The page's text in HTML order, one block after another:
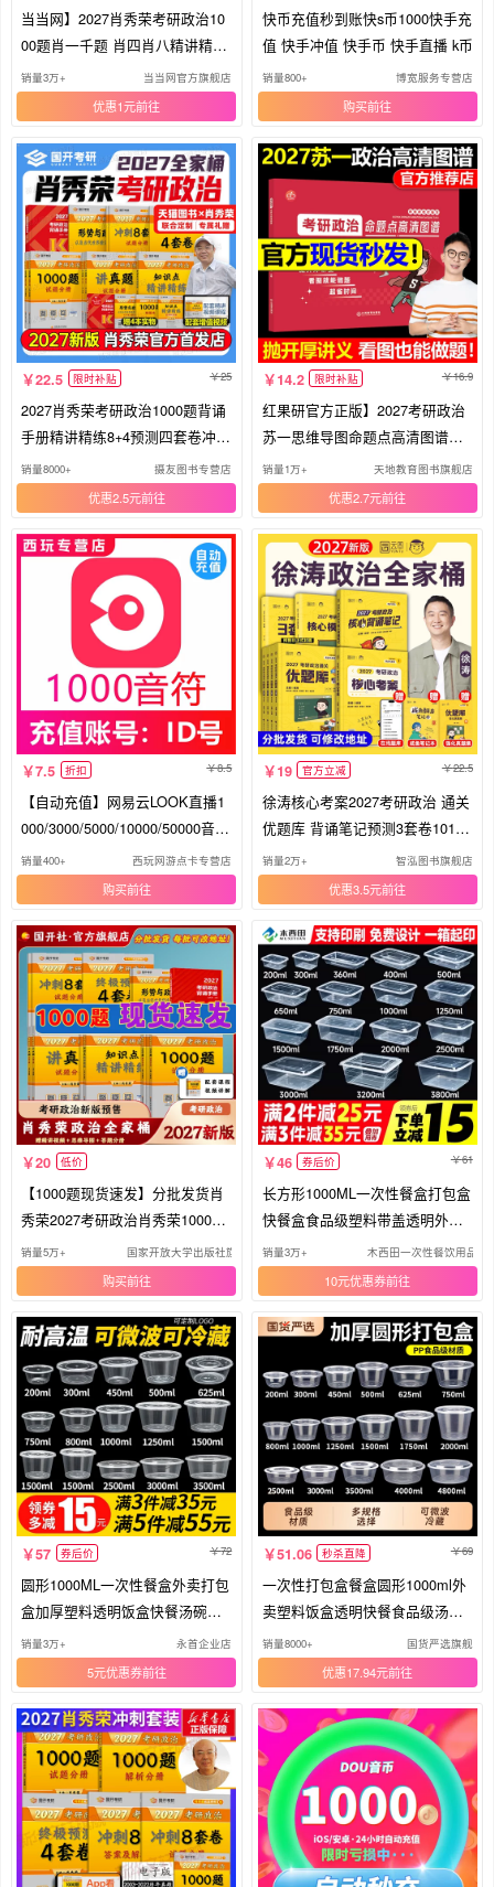
当当网】2027肖秀荣考研政治10
00题肖一千题 肖四肖八精讲精练
背诵手册讲真题形势政策肖秀荣
肖4肖8 搭徐涛核心考案冲刺背诵
笔记
销量3万+ 当当网官方旗舰店
优惠1元
快币充值秒到账快s币1000快手充
值 快手冲值 快手币 快手直播 k币
销量800+ 博宽服务专营店
购买
22.5 限时补贴 25
2027肖秀荣考研政治1000题背诵
手册精讲精练8+4预测四套卷冲刺
八套卷肖四肖八27形势与政策考
点预测一千题真题刷题资料押题
卷2026
销量8000+ 摄友图书专营店
优惠2.5元
14.2 限时补贴 16.9
红果研官方正版】2027考研政治
苏一思维导图命题点高清图谱思
维导图27苏一说了肖秀荣徐涛背
诵宝典甄选800题提分背诵手册10
00题
销量1万+ 天地教育图书旗舰店
优惠2.7元
7.5 折扣 8.5
【自动充值】网易云LOOK直播1
000/3000/5000/10000/50000音符
充值
销量400+ 西玩网游点卡专营店
购买
19 官方立减 22.5
徐涛核心考案2027考研政治 通关
优题库 背诵笔记预测3套卷101思
想政治理论教材 肖秀荣1000题肖
四肖八26腿姐老师背诵手册冲刺6
套卷
销量2万+ 智泓图书旗舰店
优惠3.5元
20 低价
【1000题现货速发】分批发货肖
秀荣2027考研政治肖秀荣1000题
国家开放大学出版社冲刺背诵手
册 肖4肖四肖八核心考案考研真
相
销量5万+ 国家开放大学出版社旗舰店
购买
46 券后价 61
长方形1000ML一次性餐盒打包盒
快餐盒食品级塑料带盖透明外卖
饭盒
销量3万+ 木西田一次性餐饮用品
10元优惠券
57 券后价 72
圆形1000ML一次性餐盒外卖打包
盒加厚塑料透明饭盒快餐汤碗带
盖
销量3万+ 永首企业店
5元优惠券
51.06 秒杀直降 69
一次性打包盒餐盒圆形1000ml外
卖塑料饭盒透明快餐食品级汤碗
带盖
销量8000+ 国货严选旗舰
优惠17.94元